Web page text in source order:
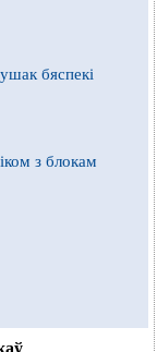
бяспекі
з блокам